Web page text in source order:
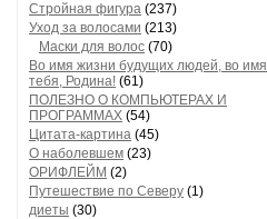
Стройная фигура (237)
Уход за волосами (213)
Маски для волос (70)
Во имя жизни будущих людей, во имя
тебя, Родина! (61)
ПОЛЕЗНО О КОМПЬЮТЕРАХ И
ПРОГРАММАХ (54)
Цитата-картина (45)
О наболевшем (23)
ОРИФЛЕЙМ (2)
Путешествие по Северу (1)
диеты (30)